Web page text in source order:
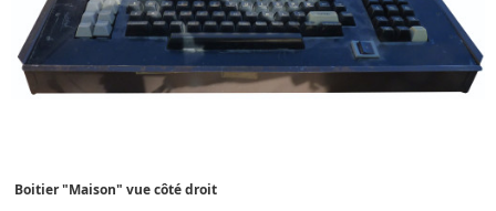
Boitier"Maison" vue côté droit